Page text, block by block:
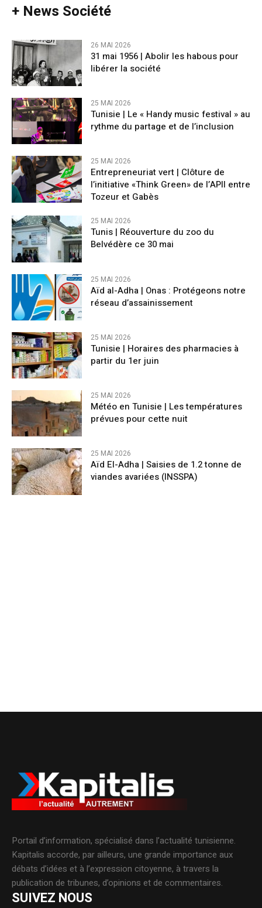
+ News Société
26 MAI 2026
31 mai 1956 | Abolir les habous pour
libérer la société
25 MAI 2026
Tunisie | Le « Handy music festival » au
rythme du partage et de l’inclusion
25 MAI 2026
Entrepreneuriat vert | Clôture de
l’initiative «Think Green» de l’APII entre
Tozeur et Gabès
25 MAI 2026
Tunis | Réouverture du zoo du
Belvédère ce 30 mai
25 MAI 2026
Aïd al-Adha | Onas : Protégeons notre
réseau d’assainissement
25 MAI 2026
Tunisie | Horaires des pharmacies à
partir du 1er juin
25 MAI 2026
Météo en Tunisie | Les températures
prévues pour cette nuit
25 MAI 2026
Aïd El-Adha | Saisies de 1.2 tonne de
viandes avariées (INSSPA)
Portail d’information, spécialisé dans l’actualité tunisienne.
Kapitalis accorde, par ailleurs, une grande importance aux
débats d’idées et à l’expression citoyenne, à travers la
publication de tribunes, d’opinions et de commentaires.
SUIVEZ NOUS